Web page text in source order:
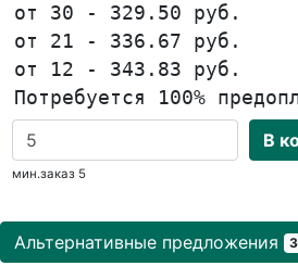
от 30 - 329.50 руб.
от 21 - 336.67 руб.
от 12 - 343.83 руб.
Потребуется 100%
В
мин.заказ 5
Альтернативные предложения 3